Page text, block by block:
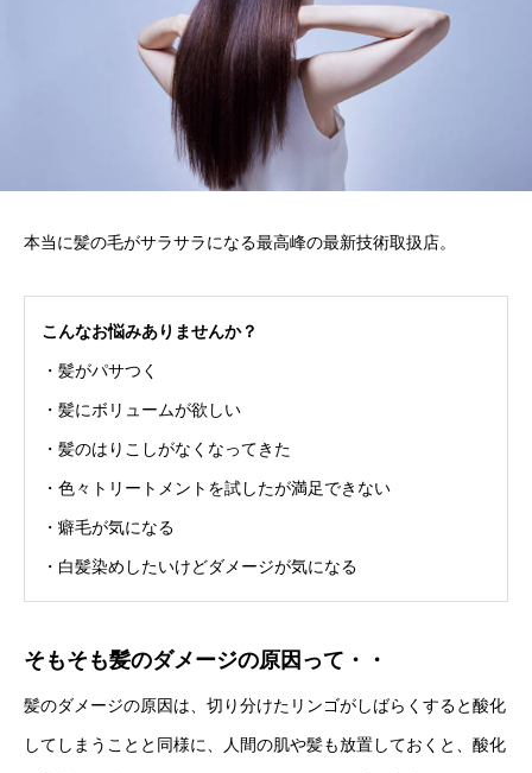
本当に髪の毛がサラサラになる最高峰の最新技術取扱店。
こんなお悩みありませんか？
・髪がパサつく
・髪にボリュームが欲しい
・髪のはりこしがなくなってきた
・色々トリートメントを試したが満足できない
・癖毛が気になる
・白髪染めしたいけどダメージが気になる
そもそも髪のダメージの原因って・・
髪のダメージの原因は、切り分けたリンゴがしばらくすると酸化
してしまうことと同様に、人間の肌や髪も放置しておくと、酸化